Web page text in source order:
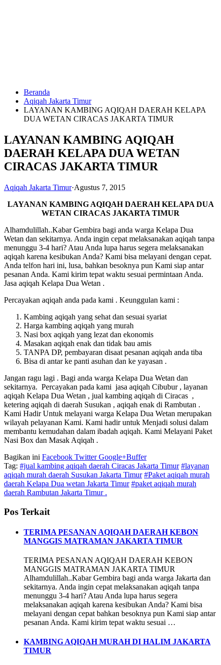
HUBUNGI
KAMI
0823
6713
Beranda
Aqiqah Jakarta Timur
LAYANAN KAMBING AQIQAH DAERAH KELAPA
DUA WETAN CIRACAS JAKARTA TIMUR
LAYANAN KAMBING AQIQAH
DAERAH KELAPA DUA WETAN
CIRACAS JAKARTA TIMUR
Aqiqah Jakarta Timur·Agustus 7, 2015
LAYANAN KAMBING AQIQAH DAERAH KELAPA DUA
WETAN CIRACAS JAKARTA TIMUR
Alhamdulillah..Kabar Gembira bagi anda warga Kelapa Dua
Wetan dan sekitarnya. Anda ingin cepat melaksanakan aqiqah tanpa
menunggu 3-4 hari? Atau Anda lupa harus segera melaksanakan
aqiqah karena kesibukan Anda? Kami bisa melayani dengan cepat.
Anda telfon hari ini, lusa, bahkan besoknya pun Kami siap antar
pesanan Anda. Kami kirim tepat waktu sesuai permintaan Anda.
Jasa aqiqah Kelapa Dua Wetan .
Percayakan aqiqah anda pada kami . Keunggulan kami :
Kambing aqiqah yang sehat dan sesuai syariat
Harga kambing aqiqah yang murah
Nasi box aqiqah yang lezat dan ekonomis
Masakan aqiqah enak dan tidak bau amis
TANPA DP, pembayaran disaat pesanan aqiqah anda tiba
Bisa di antar ke panti asuhan dan ke yayasan .
Jangan ragu lagi . Bagi anda warga Kelapa Dua Wetan dan
sekitarnya. Percayakan pada kami jasa aqiqah Cibubur , layanan
aqiqah Kelapa Dua Wetan , jual kambing aqiqah di Ciracas ,
ketering aqiqah di daerah Susukan , aqiqah enak di Rambutan .
Kami Hadir Untuk melayani warga Kelapa Dua Wetan merupakan
wilayah pelayanan Kami. Kami hadir untuk Menjadi solusi dalam
membantu kemudahan dalam ibadah aqiqah. Kami Melayani Paket
Nasi Box dan Masak Aqiqah .
Bagikan ini Facebook TwitterGoogle+Buffer
Tag: #jual kambing aqiqah daerah Ciracas Jakarta Timur #layanan
aqiqah murah daerah Susukan Jakarta Timur #Paket aqiqah murah
daerah Kelapa Dua wetan Jakarta Timur #paket aqiqah murah
daerah Rambutan Jakarta Timur .
Pos Terkait
TERIMA PESANAN AQIQAH DAERAH KEBON
MANGGIS MATRAMAN JAKARTA TIMUR
TERIMA PESANAN AQIQAH DAERAH KEBON
MANGGIS MATRAMAN JAKARTA TIMUR
Alhamdulillah..Kabar Gembira bagi anda warga Jakarta dan
sekitarnya. Anda ingin cepat melaksanakan aqiqah tanpa
menunggu 3-4 hari? Atau Anda lupa harus segera
melaksanakan aqiqah karena kesibukan Anda? Kami bisa
melayani dengan cepat bahkan besoknya pun Kami siap antar
pesanan Anda. Kami kirim tepat waktu sesuai …
KAMBING AQIQAH MURAH DI HALIM JAKARTA
TIMUR